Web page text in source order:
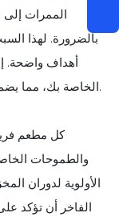
الممرات إلى
بالضرورة. لهذا
أهداف واضحة.
الخاصة بك، مما يضمن اختيار أداة تتوافق حقًا مع احتياجات مطعمك.
كل مطعم
والطموحات
الأولوية لدوران
الفاخر أن تؤكد